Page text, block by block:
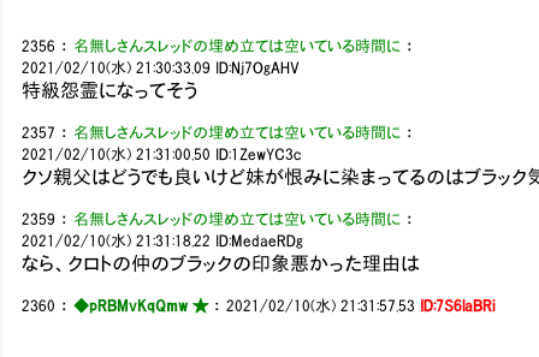
2356 ： 名無しさんスレッドの埋め立ては空いている時間に ：
2021/02/10(水) 21:30:33.09 ID:Nj7OgAHV
特級怨霊になってそう
2357 ： 名無しさんスレッドの埋め立ては空いている時間に ：
2021/02/10(水) 21:31:00.50 ID:1ZewYC3c
クソ親父はどうでも良いけど妹が恨みに染まってるのはブラック
2359 ： 名無しさんスレッドの埋め立ては空いている時間に ：
2021/02/10(水) 21:31:18.22 ID:MedaeRDg
なら、クロトの仲のブラックの印象悪かった理由は
2360 ：◆pRBMvKqQmw ★：2021/02/10(水) 21:31:57.53 ID:7S6laBRi